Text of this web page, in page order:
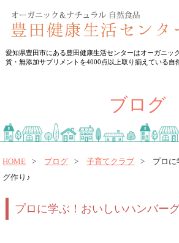
愛知県豊田市にある豊田健康生活センターはオーガニッ
貨・無添加サプリメントを4000点以上取り揃えている自
ブログ
HOME ブログ 子育てクラブ
プロに
グ作り♪
プロに学ぶ！おいしいハンバー